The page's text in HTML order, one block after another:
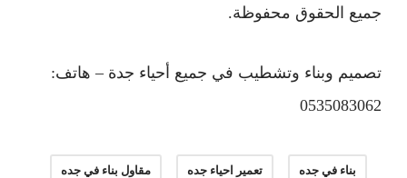
جميع الحقوق محفوظة.
تصميم وبناء وتشطيب في جميع أحياء جدة – هاتف:
0535083062
بناء في جده تعمير احياء جده مقاول بناء في جده